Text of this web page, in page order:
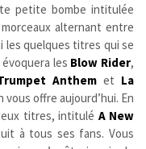
petite bombe intitulée
alternant entre
les quelques titres qui se
les Blow Rider,
Anthemet La
vous offre aujourd’hui. En
titres, intitulé A New
à tous ses fans. Vous